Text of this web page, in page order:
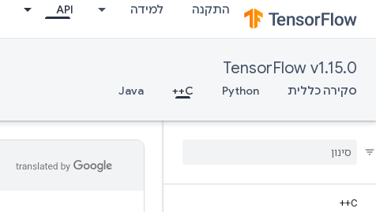
התקנה למידה API
TensorFlow v1.15.0
סקירה כללית Python
C++
Java
C++